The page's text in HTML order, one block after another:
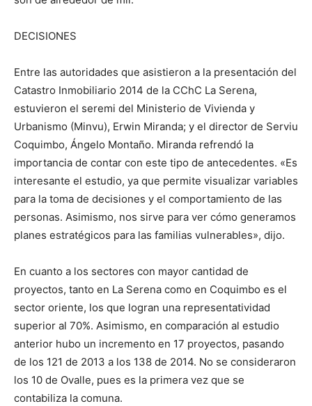
DECISIONES
Entre las autoridades que asistieron a la presentación del
Catastro Inmobiliario 2014 de la CChC La Serena,
estuvieron el seremi del Ministerio de Vivienda y
Urbanismo (Minvu), Erwin Miranda; y el director de Serviu
Coquimbo, Ángelo Montaño. Miranda refrendó la
importancia de contar con este tipo de antecedentes. «Es
interesante el estudio, ya que permite visualizar variables
para la toma de decisiones y el comportamiento de las
personas. Asimismo, nos sirve para ver cómo generamos
planes estratégicos para las familias vulnerables», dijo.
En cuanto a los sectores con mayor cantidad de
proyectos, tanto en La Serena como en Coquimbo es el
sector oriente, los que logran una representatividad
superior al 70%. Asimismo, en comparación al estudio
anterior hubo un incremento en 17 proyectos, pasando
de los 121 de 2013 a los 138 de 2014. No se consideraron
los 10 de Ovalle, pues es la primera vez que se
contabiliza la comuna.